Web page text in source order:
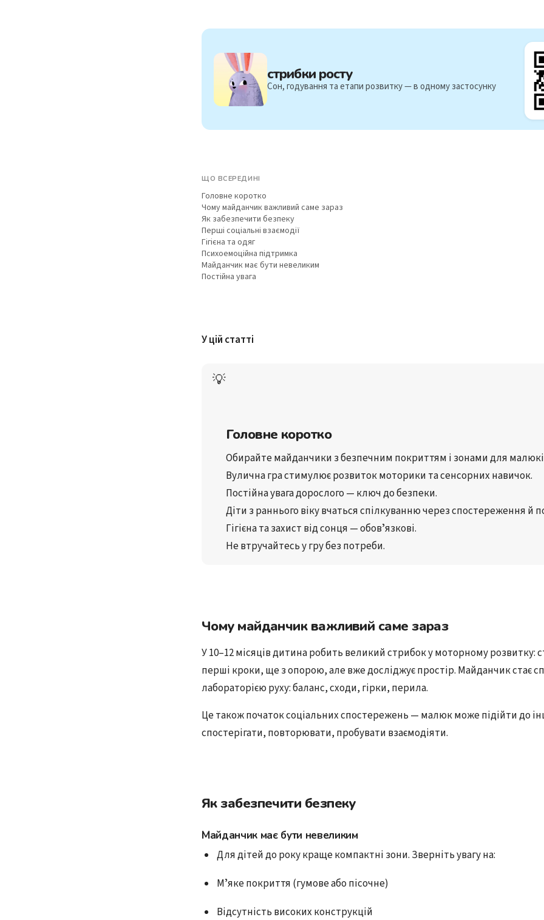
стрибки росту
Сон, годування та етапи розвитку — в одному застосунку
ЩО ВСЕРЕДИНІ
Головне коротко
Чому майданчик важливий саме зараз
Як забезпечити безпеку
Перші соціальні взаємодії
Гігієна та одяг
Психоемоційна підтримка
Майданчик має бути невеликим
Постійна увага
У цій статті
💡
Головне коротко
Обирайте майданчики з безпечним покриттям і зонами для
Вулична гра стимулює розвиток моторики та сенсорних навичок.
Постійна увага дорослого — ключ до безпеки.
Діти з раннього віку вчаться спілкуванню через спостереження й
Гігієна та захист від сонця — обовʼязкові.
Не втручайтесь у гру без потреби.
Чому майданчик важливий саме зараз
У 10–12 місяців дитина робить великий стрибок у моторному розвитку:
перші кроки, ще з опорою, але вже досліджує простір. Майданчик стає
лабораторією руху: баланс, сходи, гірки, перила.
Це також початок соціальних спостережень — малюк може підійти до
спостерігати, повторювати, пробувати взаємодіяти.
Як забезпечити безпеку
Майданчик має бути невеликим
Для дітей до року краще компактні зони. Зверніть увагу на:
Мʼяке покриття (гумове або пісочне)
Відсутність високих конструкцій